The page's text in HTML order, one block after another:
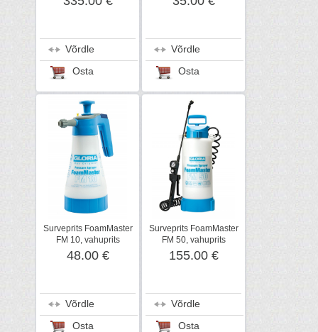
Võrdle
Osta
Võrdle
Osta
Surveprits FoamMaster
FM 10, vahuprits
48.00 €
Võrdle
Osta
Surveprits FoamMaster
FM 50, vahuprits
155.00 €
Võrdle
Osta